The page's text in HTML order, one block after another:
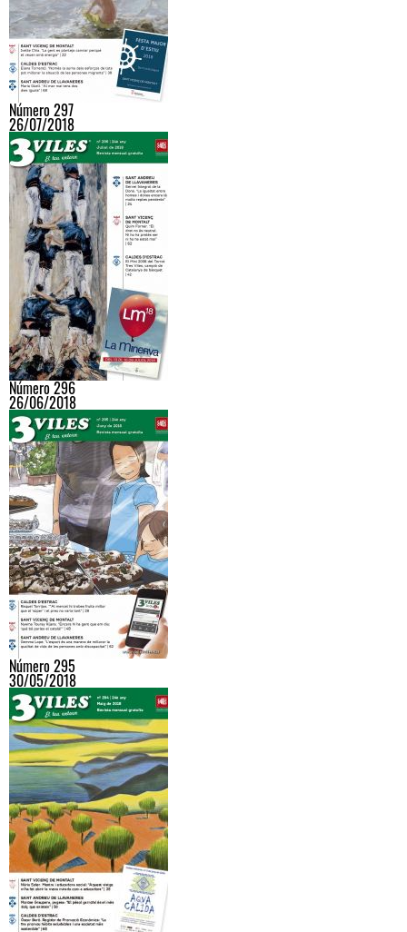
Número 297
26/07/2018
Número 296
26/06/2018
Número 295
30/05/2018